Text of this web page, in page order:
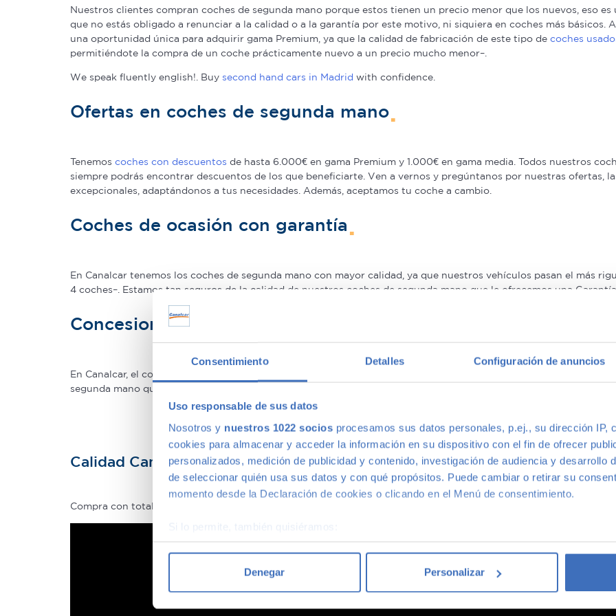
Consentimiento Detalles Configuración de anuncios
Uso responsable de sus datos
Nosotros y nuestros 1022 socios procesamos sus datos personales, p.ej., su dirección IP,
cookies para almacenar y acceder la información en su dispositivo con el fin de ofrecer
personalizados, medición de publicidad y contenido, investigación de audiencia y desarrollo
de seleccionar quién usa sus datos y con qué propósitos. Puede cambiar o retirar su
momento desde la Declaración de cookies o clicando en el Menú de consentimiento.
Si lo permite, también quisiéramos:
Recopilar información sobre su ubicación geográfica que puede tener una precisión
Obtenga más información sobre cómo se procesan sus datos personales y establezca sus
Denegar Personalizar
Nuestros clientes compran coches de segunda mano porque estos tienen un precio menor que los nuevos, eso
que no estás obligado a renunciar a la calidad o a la garantía por este motivo, ni siquiera en coches más básicos.
una oportunidad única para adquirir gama Premium, ya que la calidad de fabricación de este tipo de coches
permitiéndote la compra de un coche prácticamente nuevo a un precio mucho menor–.
We speak fluently english!. Buy second hand cars in Madrid with confidence.
Ofertas en coches de segunda mano
Tenemos coches con descuentos de hasta 6.000€ en gama Premium y 1.000€ en gama media. Todos nuestros
siempre podrás encontrar descuentos de los que beneficiarte. Ven a vernos y pregúntanos por nuestras ofertas,
excepcionales, adaptándonos a tus necesidades. Además, aceptamos tu coche a cambio.
Coches de ocasión con garantía
En Canalcar tenemos los coches de segunda mano con mayor calidad, ya que nuestros vehículos pasan el más
4 coches–. Estamos tan seguros de la calidad de nuestros coches de segunda mano que le ofrecemos una
Concesionario de ocasión multimarca
En Canalcar, el concesionario de coches de ocasión más grande de Madrid, disponemos de una gran variedad de
segunda mano que mejor se adapte a tus necesidades, con la mejor relación calidad-precio. O si lo prefieres, ven
Calidad Canalcar
Compra con total tranquilidad, sólo 1 de cada 4 coches acaba siendo un coche Canalcar.